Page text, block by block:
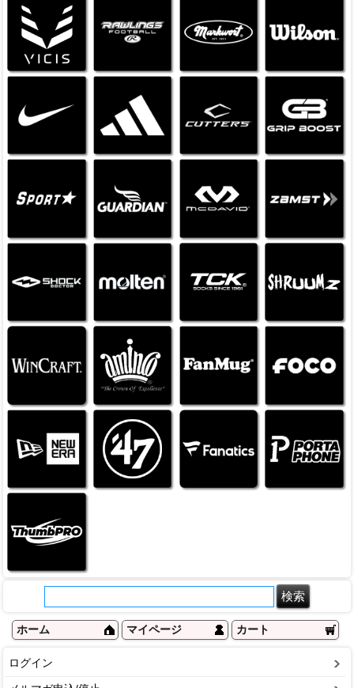
ホーム マイページ カート
ログイン